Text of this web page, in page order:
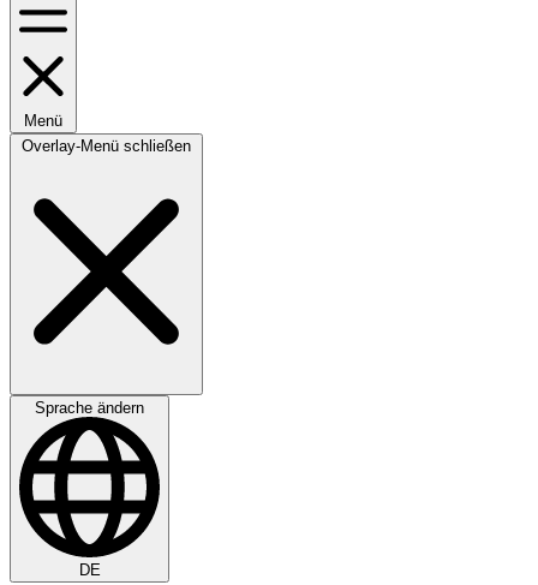
Menü
Overlay-Menü schließen
Sprache ändern
DE